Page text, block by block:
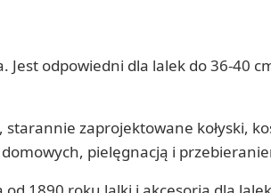
Jest odpowiedni dla lalek do 36-40
zaprojektowane kołyski,
pielęgnacją i